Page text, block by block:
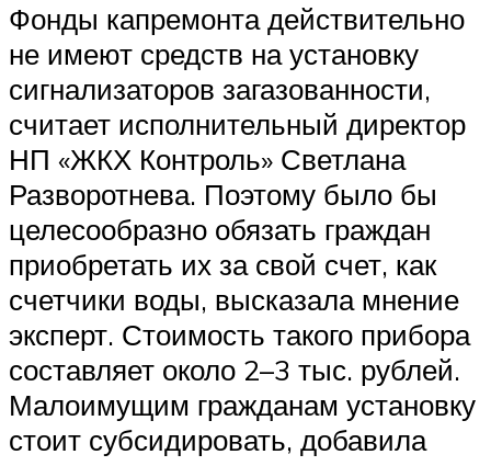
Фонды капремонта действительно
не имеют средств на установку
сигнализаторов загазованности,
считает исполнительный директор
НП «ЖКХ Контроль» Светлана
Разворотнева. Поэтому было бы
целесообразно обязать граждан
приобретать их за свой счет, как
счетчики воды, высказала мнение
эксперт. Стоимость такого прибора
составляет около 2–3 тыс. рублей.
Малоимущим гражданам установку
стоит субсидировать, добавила